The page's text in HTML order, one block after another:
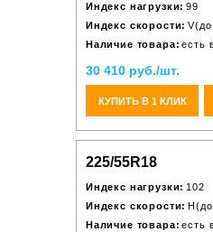
Индекс нагрузки: 99
Индекс скорости:
Наличие товара: есть
30 410 руб./шт.
КУПИТЬ В 1 КЛИК
225/55R18
Индекс нагрузки: 102
Индекс скорости:
Наличие товара: есть